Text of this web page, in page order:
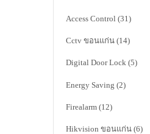
Access Control (31)
Cctv ขอนแก่น (14)
Digital Door Lock (5)
Energy Saving (2)
Firealarm (12)
Hikvision ขอนแก่น (6)